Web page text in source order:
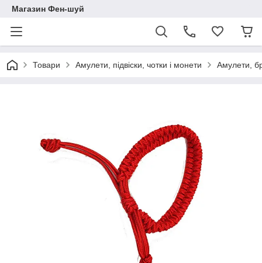
Магазин Фен-шуй
Товари Амулети, підвіски, чотки і монети Амулети,